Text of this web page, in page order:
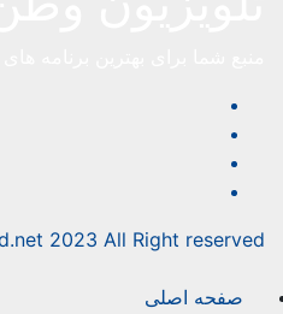
2023 All Right
صفحه اصلی